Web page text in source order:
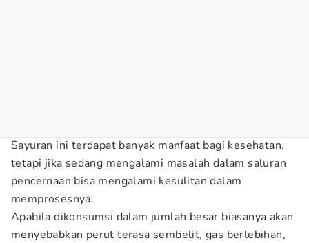
Sayuran ini terdapat banyak manfaat bagi kesehatan,
tetapi jika sedang mengalami masalah dalam saluran
pencernaan bisa mengalami kesulitan dalam
memprosesnya.
Apabila dikonsumsi dalam jumlah besar biasanya akan
menyebabkan perut terasa sembelit, gas berlebihan,